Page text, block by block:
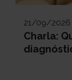
21/09/2026
Charla: